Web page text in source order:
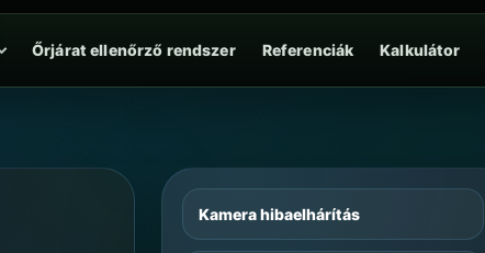
Őrjárat ellenőrző rendszer Referenciák Kalkulátor
Kamera hibaelhárítás